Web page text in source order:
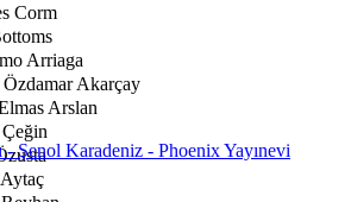
Corm
Arriaga
Akarçay
Arslan